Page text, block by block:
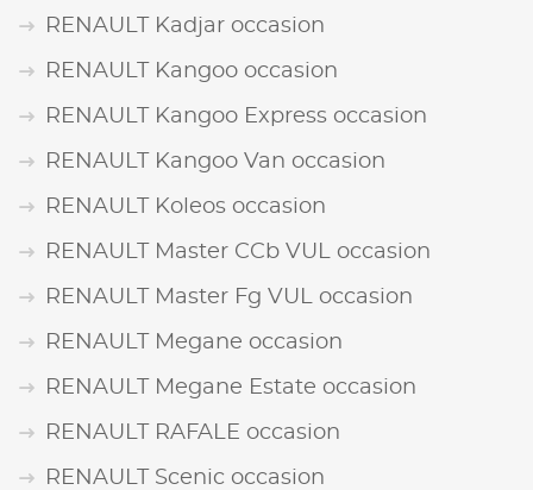
RENAULT Kadjar occasion
RENAULT Kangoo occasion
RENAULT Kangoo Express occasion
RENAULT Kangoo Van occasion
RENAULT Koleos occasion
RENAULT Master CCb VUL occasion
RENAULT Master Fg VUL occasion
RENAULT Megane occasion
RENAULT Megane Estate occasion
RENAULT RAFALE occasion
RENAULT Scenic occasion